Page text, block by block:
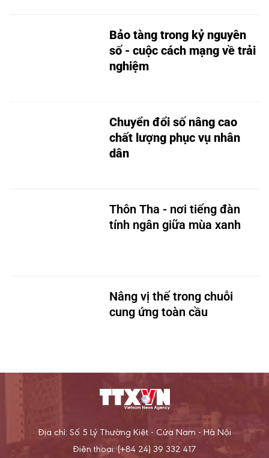
Bảo tàng trong kỷ nguyên
số - cuộc cách mạng về trải
nghiệm
Chuyển đổi số nâng cao
chất lượng phục vụ nhân
dân
Thôn Tha - nơi tiếng đàn
tính ngân giữa mùa xanh
Nâng vị thế trong chuỗi
cung ứng toàn cầu
Địa chỉ: Số 5 Lý Thường Kiệt - Cửa Nam - Hà Nội
Điện thoại: (+84 24) 39 332 417